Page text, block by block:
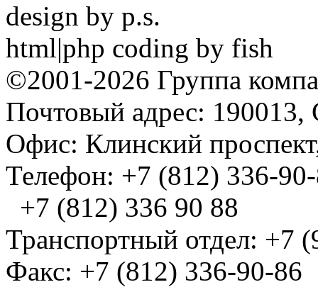
design by p.s.
html|php coding by fish
©2001-2026 Группа
Почтовый адрес: 190013,
Офис: Клинский
Телефон: +7 (812) 336-
+7 (812) 336 90 88
Транспортный отдел: +7
Факс: +7 (812) 336-90-86